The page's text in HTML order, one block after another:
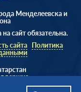
Менделеевска и
сайт обязательна.
сайта Политика